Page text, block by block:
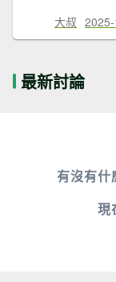
大叔
最新討論
有沒有什
現